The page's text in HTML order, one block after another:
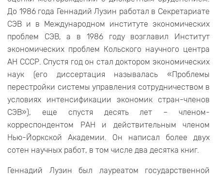
До 1986 года Геннадий Лузин работал в Секретариате
СЭВ и в Международном институте экономических
проблем СЭВ, а в 1986 году возглавил Институт
экономических проблем Кольского научного центра
АН СССР. Спустя год он стал доктором экономических
наук (его диссертация называлась «Проблемы
перестройки системы управления сотрудничеством в
условиях интенсификации экономик стран-членов
СЭВ»), еще спустя десять лет – членом-
корреспондентом РАН и действительным членом
Нью-Йоркской Академии. Он написал более двух
сотен научных работ, в том числе два десятка книг.
Геннадий Лузин был лауреатом государственной